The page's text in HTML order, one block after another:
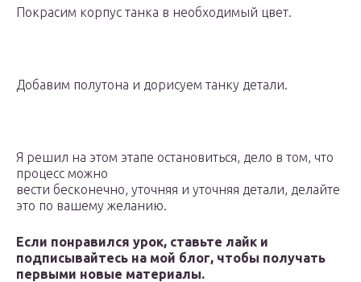
Покрасим корпус танка в необходимый цвет.
Добавим полутона и дорисуем танку детали.
Я решил на этом этапе остановиться, дело в том, что
процесс можно
вести бесконечно, уточняя и уточняя детали, делайте
это по вашему желанию.
Если понравился урок, ставьте лайк и
подписывайтесь на мой блог, чтобы получать
первыми новые материалы.